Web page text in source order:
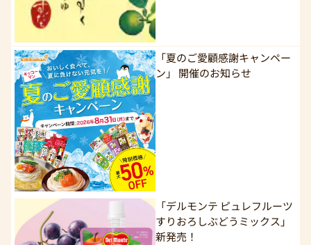
「夏のご愛顧感謝キャンペー
ン」 開催のお知らせ
「デルモンテ ピュレフルーツ
すりおろしぶどうミックス」
新発売！